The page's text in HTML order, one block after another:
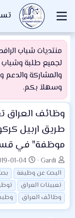
منتديات شباب
لجميع طلبة وشباب
والمشاركة والدعم
وسهلاَ بكم.
وظائف العراق
طريق اربيل
موظفة" في قسم
ب
ا
د
ئ
ا
Gardi
ت
ا
ر
ي
خ
01-04
البحث عن وظيفة
تعيينات العراق
وظائف العراق